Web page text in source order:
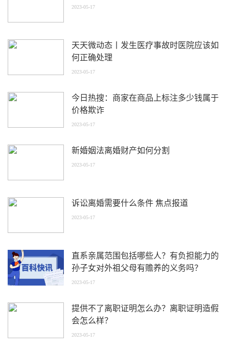
2023-05-17
天天微动态丨发生医疗事故时医院应该如
何正确处理
2023-05-17
今日热搜：商家在商品上标注多少钱属于
价格欺诈
2023-05-17
新婚姻法离婚财产如何分割
2023-05-17
诉讼离婚需要什么条件 焦点报道
2023-05-17
直系亲属范围包括哪些人？有负担能力的
孙子女对外祖父母有赡养的义务吗？
2023-05-17
提供不了离职证明怎么办？离职证明造假
会怎么样？
2023-05-17